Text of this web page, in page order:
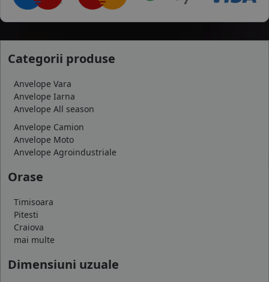
Categorii produse
Anvelope Vara
Anvelope Iarna
Anvelope All season
Anvelope Camion
Anvelope Moto
Anvelope Agroindustriale
Orase
Timisoara
Pitesti
Craiova
mai multe
Dimensiuni uzuale